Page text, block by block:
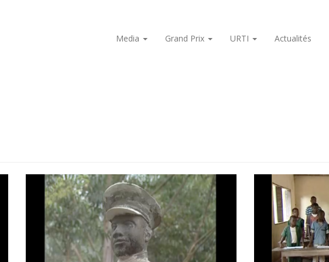
Media
Grand Prix URTI Actualités